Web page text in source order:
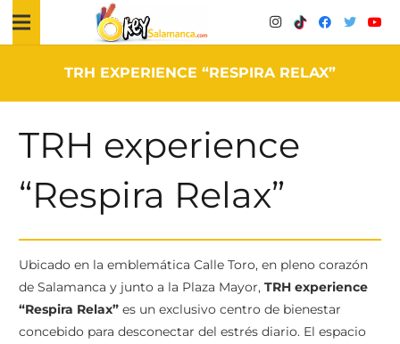
TRH EXPERIENCE “RESPIRA RELAX”
TRH experience
“Respira Relax”
Ubicado en la emblemática Calle Toro, en pleno corazón
de Salamanca y junto a la Plaza Mayor, TRH experience
“Respira Relax” es un exclusivo centro de bienestar
concebido para desconectar del estrés diario. El espacio